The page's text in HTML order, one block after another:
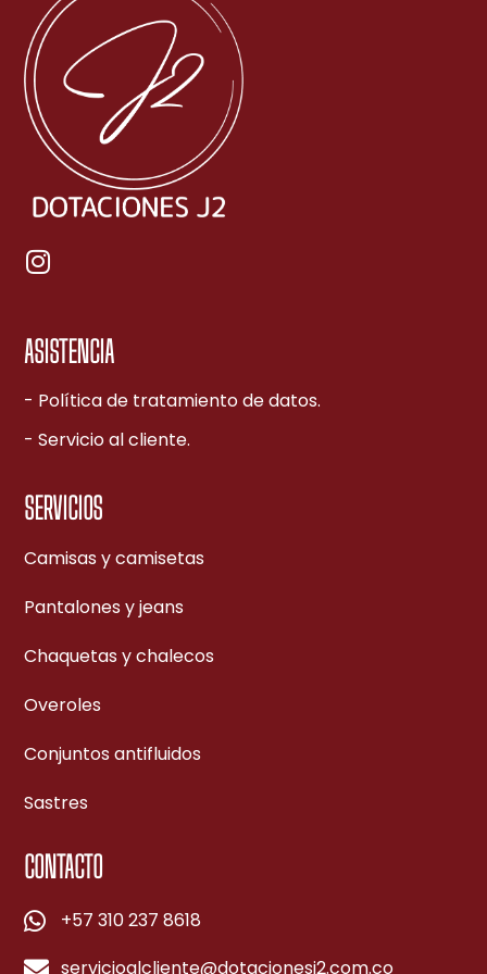
ASISTENCIA
- Política de tratamiento de datos.
- Servicio al cliente.
SERVICIOS
Camisas y camisetas
Pantalones y jeans
Chaquetas y chalecos
Overoles
Conjuntos antifluidos
Sastres
CONTACTO
+57 310 237 8618
⁠servicioalcliente@dotacionesj2.com.co